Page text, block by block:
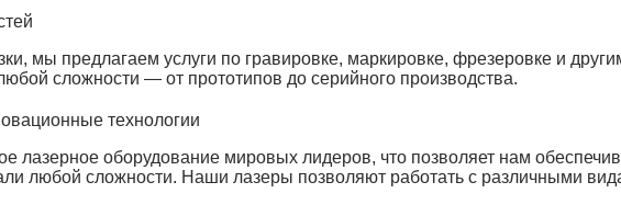
мы предлагаем услуги по гравировке, маркировке, фрезеровке и
сложности — от прототипов до серийного производства.
технологии
лазерное оборудование мировых лидеров, что позволяет нам
любой сложности. Наши лазеры позволяют работать с различными